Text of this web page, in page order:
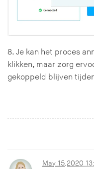
8. Je kan het proces
klikken, maar zorg
gekoppeld blijven
May 15,2020